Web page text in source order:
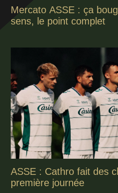
Mercato ASSE : ça
sens, le point complet
ASSE : Cathro fait des
première journée